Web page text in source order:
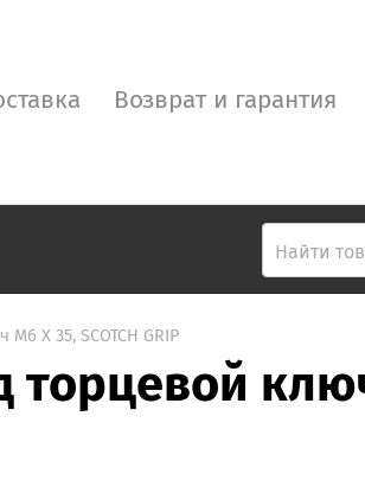
Возврат и гарантия
X 35, SCOTCH GRIP
торцевой